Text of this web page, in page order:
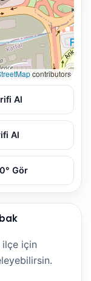
contributors
Al
Al
Gör
ilçe için